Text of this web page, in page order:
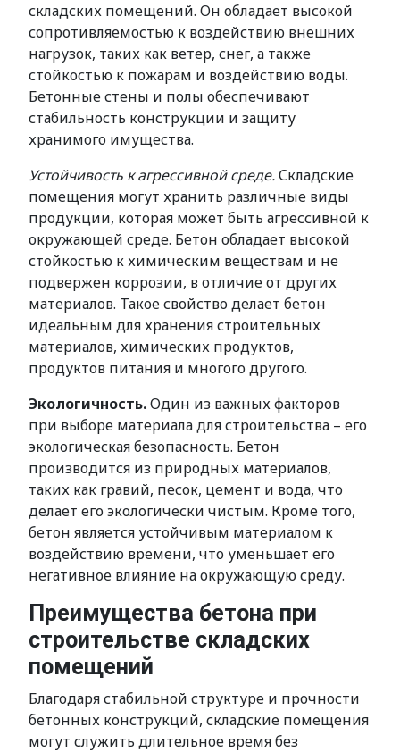
складских помещений. Он обладает высокой
сопротивляемостью к воздействию внешних
нагрузок, таких как ветер, снег, а также
стойкостью к пожарам и воздействию воды.
Бетонные стены и полы обеспечивают
стабильность конструкции и защиту
хранимого имущества.
Устойчивость к агрессивной среде.Складские
помещения могут хранить различные виды
продукции, которая может быть агрессивной к
окружающей среде. Бетон обладает высокой
стойкостью к химическим веществам и не
подвержен коррозии, в отличие от других
материалов. Такое свойство делает бетон
идеальным для хранения строительных
материалов, химических продуктов,
продуктов питания и многого другого.
Экологичность.Один из важных факторов
при выборе материала для строительства – его
экологическая безопасность. Бетон
производится из природных материалов,
таких как гравий, песок, цемент и вода, что
делает его экологически чистым. Кроме того,
бетон является устойчивым материалом к
воздействию времени, что уменьшает его
негативное влияние на окружающую среду.
Преимущества бетона при
строительстве складских
помещений
Благодаря стабильной структуре и прочности
бетонных конструкций, складские помещения
могут служить длительное время без